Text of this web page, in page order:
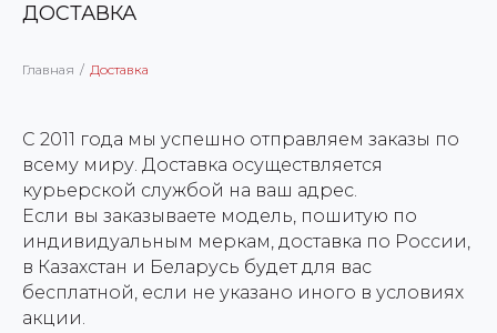
ДОСТАВКА
Главная / Доставка
С 2011 года мы успешно отправляем заказы по
всему миру. Доставка осуществляется
курьерской службой на ваш адрес.
Если вы заказываете модель, пошитую по
индивидуальным меркам, доставка по России,
в Казахстан и Беларусь будет для вас
бесплатной, если не указано иного в условиях
акции.